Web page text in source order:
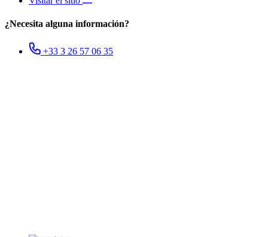
¿Necesita alguna información?
+33 3 26 57 06 35